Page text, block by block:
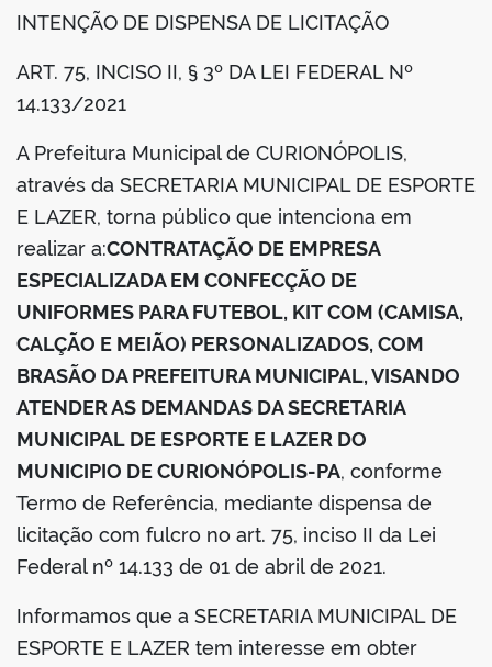
INTENÇÃO DE DISPENSA DE LICITAÇÃO
ART. 75, INCISO II, § 3º DA LEI FEDERAL Nº
14.133/2021
A Prefeitura Municipal de CURIONÓPOLIS,
através da SECRETARIA MUNICIPAL DE ESPORTE
E LAZER, torna público que intenciona em
realizar a:CONTRATAÇÃO DE EMPRESA
ESPECIALIZADA EM CONFECÇÃO DE
UNIFORMES PARA FUTEBOL, KIT COM (CAMISA,
CALÇÃO E MEIÃO) PERSONALIZADOS, COM
BRASÃO DA PREFEITURA MUNICIPAL, VISANDO
ATENDER AS DEMANDAS DA SECRETARIA
MUNICIPAL DE ESPORTE E LAZER DO
MUNICIPIO DE CURIONÓPOLIS-PA, conforme
Termo de Referência, mediante dispensa de
licitação com fulcro no art. 75, inciso II da Lei
Federal nº 14.133 de 01 de abril de 2021.
Informamos que a SECRETARIA MUNICIPAL DE
ESPORTE E LAZER tem interesse em obter